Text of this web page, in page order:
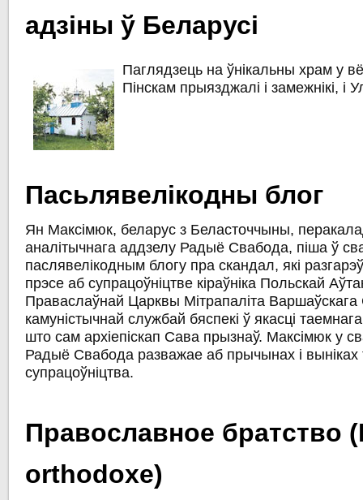
адзiны ў Беларусi
Паглядзець на ўнiкальны храм у
Пiнскам прыязджалi i замежнiкi, i
Пасьлявелікодны блог
Ян Максімюк, беларус з Беласточчыны,
аналітычнага аддзелу Радыё Свабода, піша ў
паслявелікодным блогу пра скандал, які
прэсе аб супрацоўніцтве кіраўніка Польскай
Праваслаўнай Царквы Мітрапаліта
камуністычнай службай бяспекі ў якасці
што сам архіепіскап Сава прызнаў. Максімюк у
Радыё Свабода разважае аб прычынах і выніках
супрацоўніцтва.
Православное братство
orthodoxe)